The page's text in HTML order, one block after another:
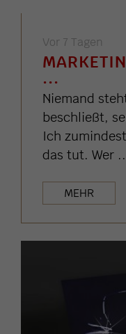
Vor 7 Tagen
...
Niemand
beschließt,
Ich
das tut. Wer
MEHR